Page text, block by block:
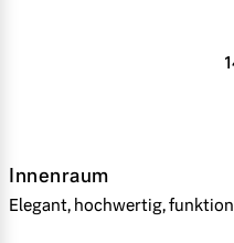
Innenraum
Elegant, hochwertig,